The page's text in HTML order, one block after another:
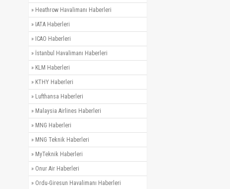
» Heathrow Havalimanı Haberleri
» IATA Haberleri
» ICAO Haberleri
» İstanbul Havalimanı Haberleri
» KLM Haberleri
» KTHY Haberleri
» Lufthansa Haberleri
» Malaysia Airlines Haberleri
» MNG Haberleri
» MNG Teknik Haberleri
» MyTeknik Haberleri
» Onur Air Haberleri
» Ordu-Giresun Havalimanı Haberleri